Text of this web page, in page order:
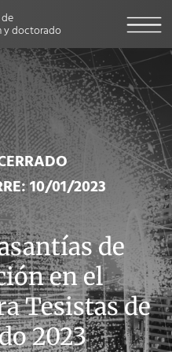
y doctorado
10/01/2023
de
en el
Tesistas de
2023